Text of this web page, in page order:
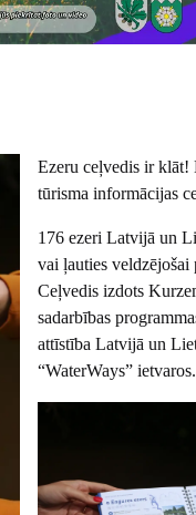
Ezeru ceļvedis ir klāt!
tūrisma informācijas
176 ezeri Latvijā un
vai ļauties veldzējošai
Ceļvedis izdots
sadarbības
attīstība Latvijā un
“WaterWays” ietvaros.